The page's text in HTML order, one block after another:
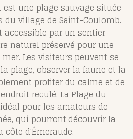
est une plage sauvage située
du village de Saint-Coulomb.
accessible par un sentier
naturel préservé pour une
Les visiteurs peuvent se
plage, observer la faune et la
profiter du calme et de
reculé. La Plage du
pour les amateurs de
qui pourront découvrir la
côte d'Émeraude.